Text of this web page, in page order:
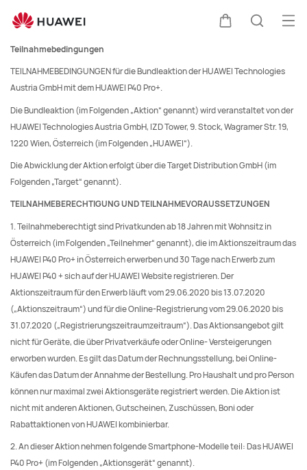
Terms
Teilnahmebedingungen
TEILNAHMEBEDINGUNGEN für die Bundleaktion der HUAWEI Technologies
Austria GmbH mit dem HUAWEI P40 Pro+.
Die Bundleaktion (im Folgenden „Aktion“ genannt) wird veranstaltet von der
HUAWEI Technologies Austria GmbH, IZD Tower, 9. Stock, Wagramer Str. 19,
1220 Wien, Österreich (im Folgenden „HUAWEI“).
Die Abwicklung der Aktion erfolgt über die Target Distribution GmbH (im
Folgenden „Target“ genannt).
TEILNAHMEBERECHTIGUNG UND TEILNAHMEVORAUSSETZUNGEN
1. Teilnahmeberechtigt sind Privatkunden ab 18 Jahren mit Wohnsitz in
Österreich (im Folgenden „Teilnehmer“ genannt), die im Aktionszeitraum das
HUAWEI P40 Pro+ in Österreich erwerben und 30 Tage nach Erwerb zum
HUAWEI P40 + sich auf der HUAWEI Website registrieren. Der
Aktionszeitraum für den Erwerb läuft vom 29.06.2020 bis 13.07.2020
(„Aktionszeitraum“) und für die Online-Registrierung vom 29.06.2020 bis
31.07.2020 („Registrierungszeitraumzeitraum“). Das Aktionsangebot gilt
nicht für Geräte, die über Privatverkäufe oder Online- Versteigerungen
erworben wurden. Es gilt das Datum der Rechnungsstellung, bei Online-
Käufen das Datum der Annahme der Bestellung. Pro Haushalt und pro Person
können nur maximal zwei Aktionsgeräte registriert werden. Die Aktion ist
nicht mit anderen Aktionen, Gutscheinen, Zuschüssen, Boni oder
Rabattaktionen von HUAWEI kombinierbar.
2. An dieser Aktion nehmen folgende Smartphone-Modelle teil: Das HUAWEI
P40 Pro+ (im Folgenden „Aktionsgerät“ genannt).